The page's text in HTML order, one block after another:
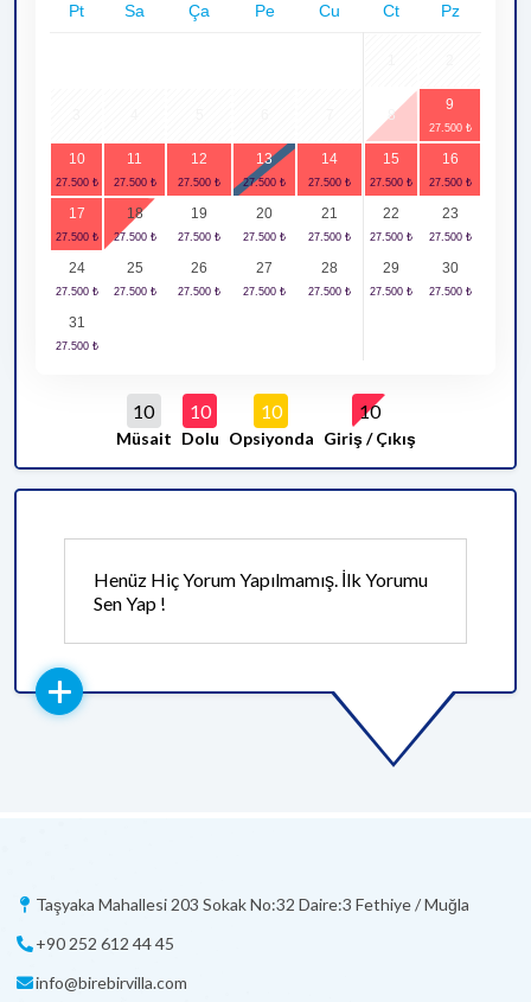
Pt Sa Ça Pe Cu Ct Pz
8
9
10 11 12 13 14 15 16
17 18 19 20 21 22 23
24 25 26 27 28 29 30
31
10
Müsait
10
Dolu
10
Opsiyonda
10
Giriş / Çıkış
Henüz Hiç Yorum Yapılmamış. İlk Yorumu
Sen Yap !
Taşyaka Mahallesi 203 Sokak No:32 Daire:3 Fethiye / Muğla
+90 252 612 44 45
info@birebirvilla.com